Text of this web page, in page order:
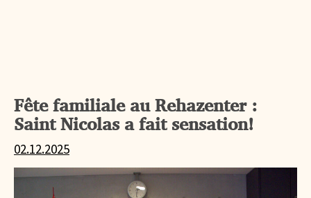
Fête familiale au Rehazenter :
Saint Nicolas a fait sensation!
02.12.2025